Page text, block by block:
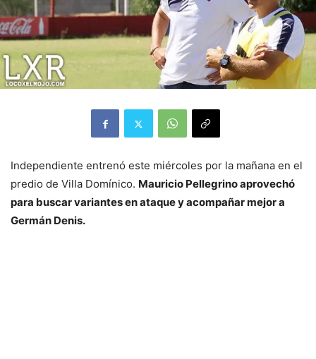
Independiente entrenó este miércoles por la mañana en el
predio de Villa Domínico. Mauricio Pellegrino aprovechó
para buscar variantes en ataque y acompañar mejor a
Germán Denis.